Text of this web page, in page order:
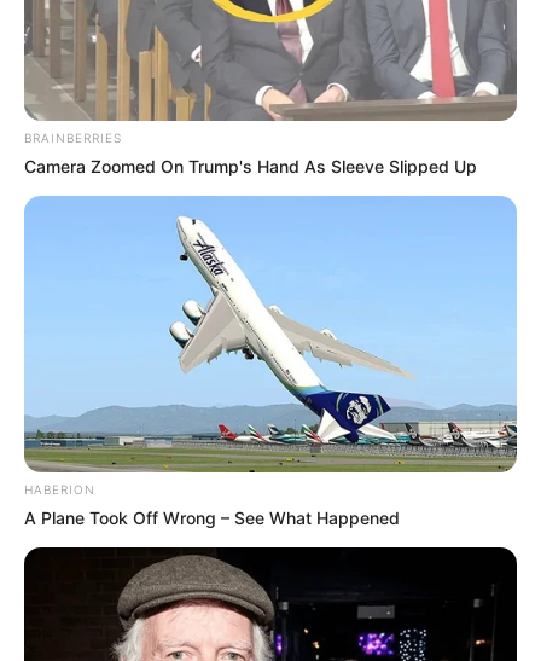
BRAINBERRIES
Camera Zoomed On Trump's Hand As Sleeve Slipped Up
HABERION
A Plane Took Off Wrong – See What Happened